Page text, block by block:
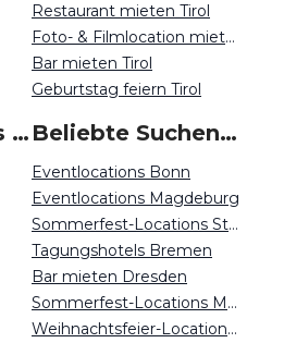
Restaurant mieten Tirol
Foto- & Filmlocation mieten Tirol
Bar mieten Tirol
Geburtstag feiern Tirol
Beliebte Events in Tirol Beliebte Suchen auf Event Inc
Eventlocations Bonn
Eventlocations Magdeburg
Sommerfest-Locations Stuttgart
Tagungshotels Bremen
Bar mieten Dresden
Sommerfest-Locations Mainz
Weihnachtsfeier-Locations Nürnberg